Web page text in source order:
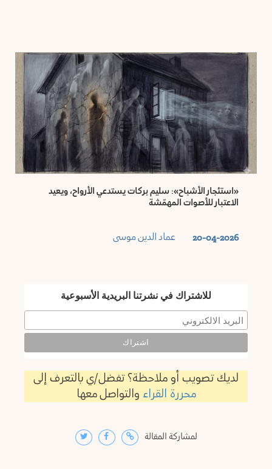
«استئجار الأشباح»: سليم بركات يستدعي الأرواح، ويعيد
الاعتبار للأصوات المهمّشة
عماد الدين موسى 20-04-2026
للاشتراك في نشرتنا البريدية الأسبوعية
لديك تصويب أو ملاحظة؟ تفضل/ي بالتعرف إلى
محررة القراء والتواصل معها
لمشاركة المقالة